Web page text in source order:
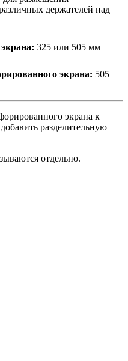
держателей над
325 или 505 мм
экрана: 505
экрана к
разделительную
отдельно.